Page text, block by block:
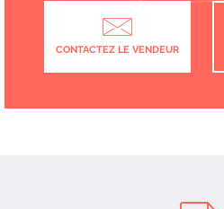
CONTACTEZ LE VENDEUR